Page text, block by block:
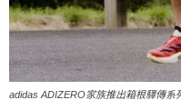
adidas ADIZERO家族推出箱根驛傳